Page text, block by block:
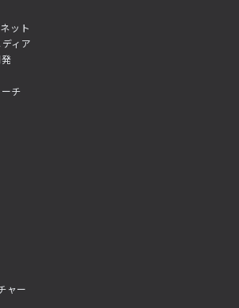
ット
ィア
チ
ャー